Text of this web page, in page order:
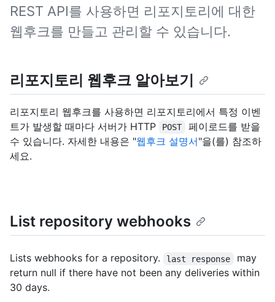
REST API를 사용하면 리포지토리에 대한
웹후크를 만들고 관리할 수 있습니다.
리포지토리 웹후크 알아보기
리포지토리 웹후크를 사용하면 리포지토리에서 특정 이벤
트가 발생할 때마다 서버가 HTTP
POST
페이로드를 받을
수 있습니다. 자세한 내용은 "웹후크 설명서"을(를) 참조하
세요.
List repository webhooks
Lists webhooks for a repository. last response
may
return null if there have not been any deliveries within
30 days.